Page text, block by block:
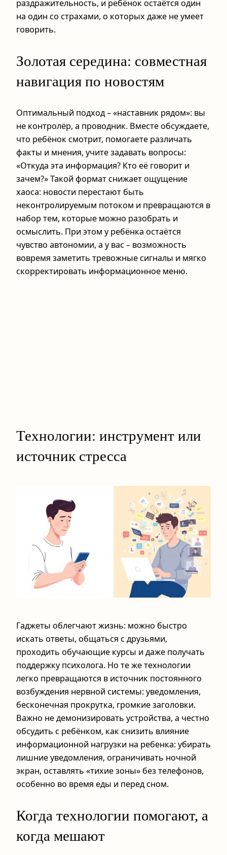
раздражительность, и ребёнок остаётся один
на один со страхами, о которых даже не умеет
говорить.
Золотая середина: совместная
навигация по новостям
Оптимальный подход – «наставник рядом»: вы
не контролёр, а проводник. Вместе обсуждаете,
что ребёнок смотрит, помогаете различать
факты и мнения, учите задавать вопросы:
«Откуда эта информация? Кто её говорит и
зачем?» Такой формат снижает ощущение
хаоса: новости перестают быть
неконтролируемым потоком и превращаются в
набор тем, которые можно разобрать и
осмыслить. При этом у ребёнка остаётся
чувство автономии, а у вас – возможность
вовремя заметить тревожные сигналы и мягко
скорректировать информационное меню.
Технологии: инструмент или
источник стресса
Гаджеты облегчают жизнь: можно быстро
искать ответы, общаться с друзьями,
проходить обучающие курсы и даже получать
поддержку психолога. Но те же технологии
легко превращаются в источник постоянного
возбуждения нервной системы: уведомления,
бесконечная прокрутка, громкие заголовки.
Важно не демонизировать устройства, а честно
обсудить с ребёнком, как снизить влияние
информационной нагрузки на ребенка: убирать
лишние уведомления, ограничивать ночной
экран, оставлять «тихие зоны» без телефонов,
особенно во время еды и перед сном.
Когда технологии помогают, а
когда мешают